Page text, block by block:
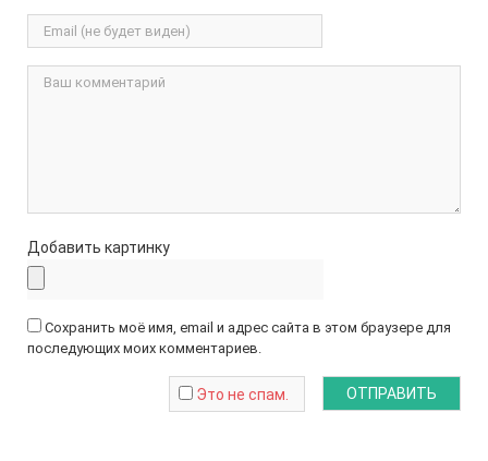
Добавить картинку
Сохранить моё имя, email и адрес сайта в этом браузере для
последующих моих комментариев.
Это не спам.